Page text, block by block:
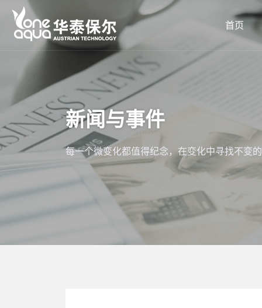
首页
新闻与事件
每一个微变化都值得纪念，在变化中寻找不变